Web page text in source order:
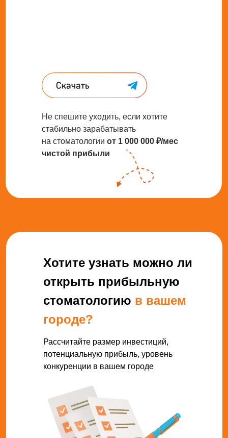
Не спешите уходить, если хотите
стабильно зарабатывать
на стоматологии от 1 000 000 ₽/мес
чистой прибыли
Хотите узнать можно ли
открыть прибыльную
стоматологию в вашем
городе?
Рассчитайте размер инвестиций,
потенциальную прибыль, уровень
конкуренции в вашем городе